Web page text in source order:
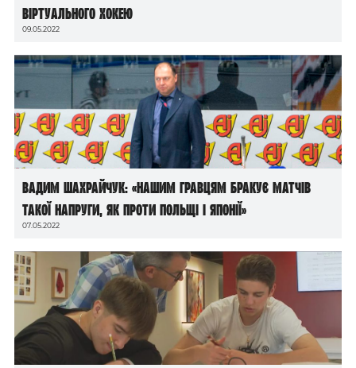
віртуального хокею
09.05.2022
Вадим Шахрайчук: «Нашим гравцям бракує матчів
такої напруги, як проти Польщі і Японії»
07.05.2022